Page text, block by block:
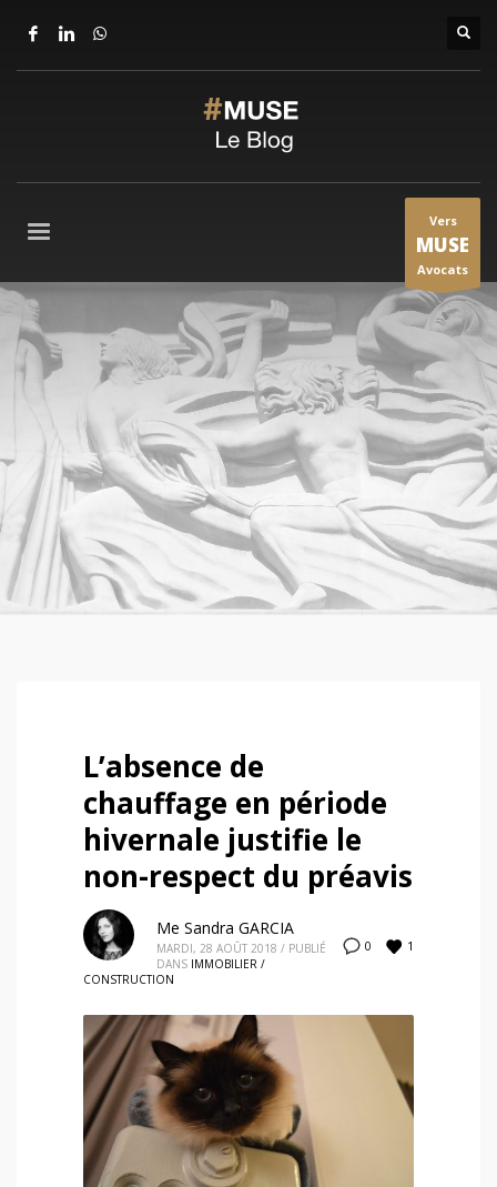
Vers
MUSE
Avocats
L’absence de
chauffage en période
hivernale justifie le
non-respect du préavis
0 1
Me Sandra GARCIA
MARDI, 28 AOÛT 2018 / PUBLIÉ
DANS IMMOBILIER /
CONSTRUCTION